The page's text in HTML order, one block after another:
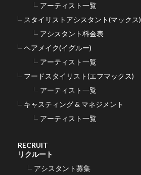
アーティスト一覧
スタイリストアシスタント(マックス)
アシスタント料金表
ヘアメイク(イグルー)
アーティスト一覧
フードスタイリスト(エフマックス)
アーティスト一覧
キャスティング & マネジメント
アーティスト一覧
RECRUIT
リクルート
アシスタント募集